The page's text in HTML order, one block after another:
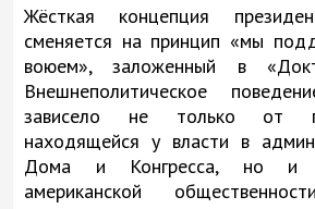
Жёсткая концепция
сменяется на принцип «мы
воюем», заложенный в
Внешнеполитическое
зависело не только от
находящейся у власти в
Дома и Конгресса, но и
американской